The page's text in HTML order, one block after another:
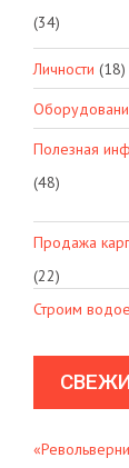
(34)
Личности (18)
Полезная
(48)
Продажа
(22)
Строим